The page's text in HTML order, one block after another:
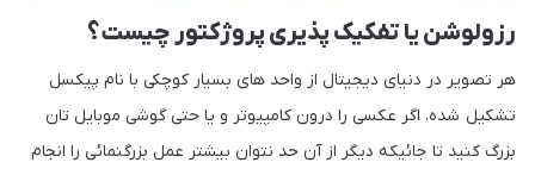
رزولوشن یا تفکیک پذیری پروژکتور چیست؟
هر تصویر در دنیای دیجیتال از واحد های بسیار کوچکی با نام پیکسل
تشکیل شده. اگر عکسی را درون کامپیوتر و یا حتی گوشی موبایل تان
بزرگ کنید تا جائیکه دیگر از آن حد نتوان بیشتر عمل بزرگنمائی را انجام